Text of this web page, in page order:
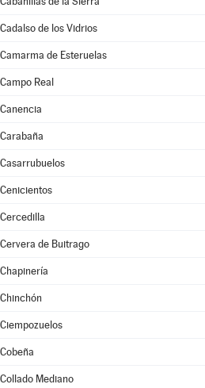
Cadalso de los Vidrios
Camarma de Esteruelas
Campo Real
Canencia
Carabaña
Casarrubuelos
Cenicientos
Cercedilla
Cervera de Buitrago
Chapinería
Chinchón
Ciempozuelos
Cobeña
Collado Mediano